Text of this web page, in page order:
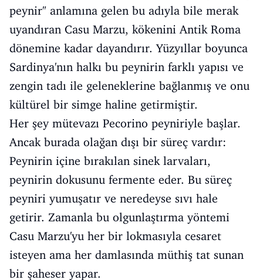
peynir" anlamına gelen bu adıyla bile merak
uyandıran Casu Marzu, kökenini Antik Roma
dönemine kadar dayandırır. Yüzyıllar boyunca
Sardinya'nın halkı bu peynirin farklı yapısı ve
zengin tadı ile geleneklerine bağlanmış ve onu
kültürel bir simge haline getirmiştir.
Her şey mütevazı Pecorino peyniriyle başlar.
Ancak burada olağan dışı bir süreç vardır:
Peynirin içine bırakılan sinek larvaları,
peynirin dokusunu fermente eder. Bu süreç
peyniri yumuşatır ve neredeyse sıvı hale
getirir. Zamanla bu olgunlaştırma yöntemi
Casu Marzu'yu her bir lokmasıyla cesaret
isteyen ama her damlasında müthiş tat sunan
bir şaheser yapar.